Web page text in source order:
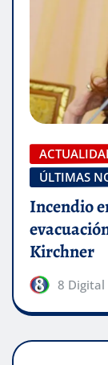
ÚLTIMAS
Incendio
Kirchner
8 Digital